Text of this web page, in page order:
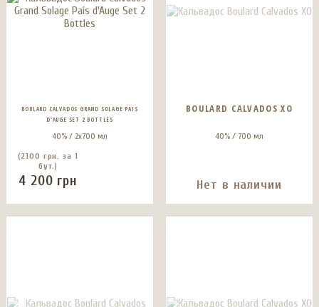
BOULARD CALVADOS GRAND SOLAGE PAIS
D'AUGE SET 2 BOTTLES
40% / 2x700 мл
(2100 грн. за 1
бут.)
4 200 грн
BOULARD CALVADOS XO
40% / 700 мл
Нет в наличии